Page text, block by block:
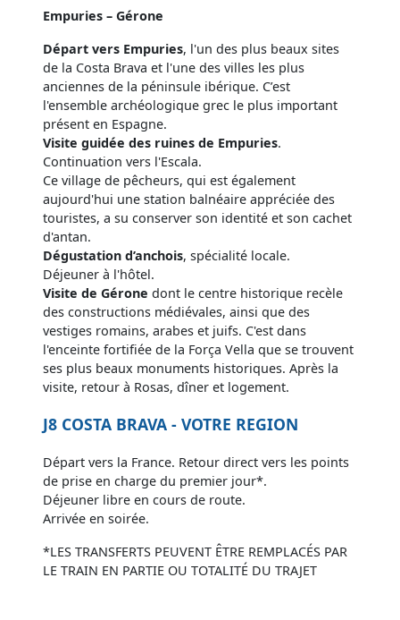
Empuries – Gérone
Départ vers Empuries, l'un des plus beaux sites
de la Costa Brava et l'une des villes les plus
anciennes de la péninsule ibérique. C’est
l'ensemble archéologique grec le plus important
présent en Espagne.
Visite guidée des ruines de Empuries.
Continuation vers l'Escala.
Ce village de pêcheurs, qui est également
aujourd'hui une station balnéaire appréciée des
touristes, a su conserver son identité et son cachet
d'antan.
Dégustation d’anchois, spécialité locale.
Déjeuner à l'hôtel.
Visite de Gérone dont le centre historique recèle
des constructions médiévales, ainsi que des
vestiges romains, arabes et juifs. C'est dans
l'enceinte fortifiée de la Força Vella que se trouvent
ses plus beaux monuments historiques. Après la
visite, retour à Rosas, dîner et logement.
J8 COSTA BRAVA - VOTRE REGION
Départ vers la France. Retour direct vers les points
de prise en charge du premier jour*.
Déjeuner libre en cours de route.
Arrivée en soirée.
*LES TRANSFERTS PEUVENT ÊTRE REMPLACÉS PAR
LE TRAIN EN PARTIE OU TOTALITÉ DU TRAJET